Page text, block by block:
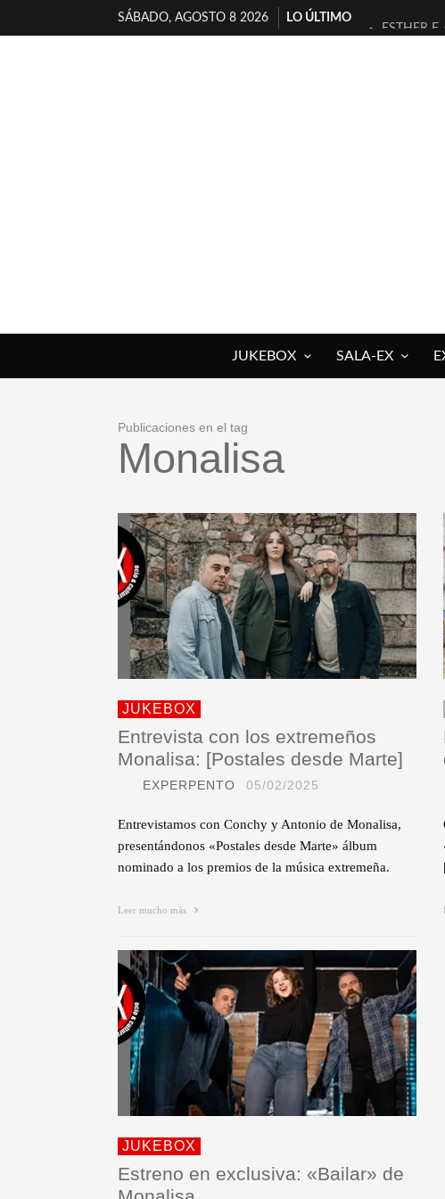
SÁBADO, AGOSTO 8 2026
LO ÚLTIMO
ESTHER
TIMBRE
30 AÑOS
JOFRE
JUKEBOX SALA-EX
Publicaciones en el tag
Monalisa
JUKEBOX
Entrevista con los extremeños
Monalisa: [Postales desde Marte]
EXPERPENTO 05/02/2025
Entrevistamos con Conchy y Antonio de Monalisa,
presentándonos «Postales desde Marte» álbum
nominado a los premios de la música extremeña.
Leer mucho más
JUKEBOX
Estreno en exclusiva: «Bailar» de